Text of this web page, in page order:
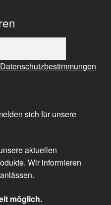
sich für unsere
aktuellen
Wir informieren
möglich.